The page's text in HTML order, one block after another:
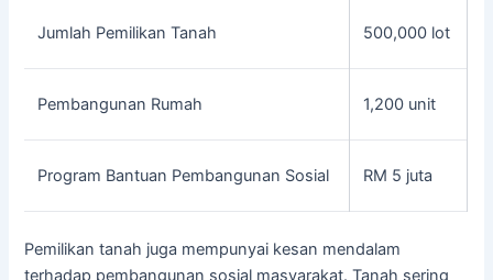
Jumlah Pemilikan Tanah 500,000 lot
Pembangunan Rumah 1,200 unit
Program Bantuan Pembangunan Sosial RM 5 juta
Pemilikan tanah juga mempunyai kesan mendalam
terhadap pembangunan sosial masyarakat. Tanah sering